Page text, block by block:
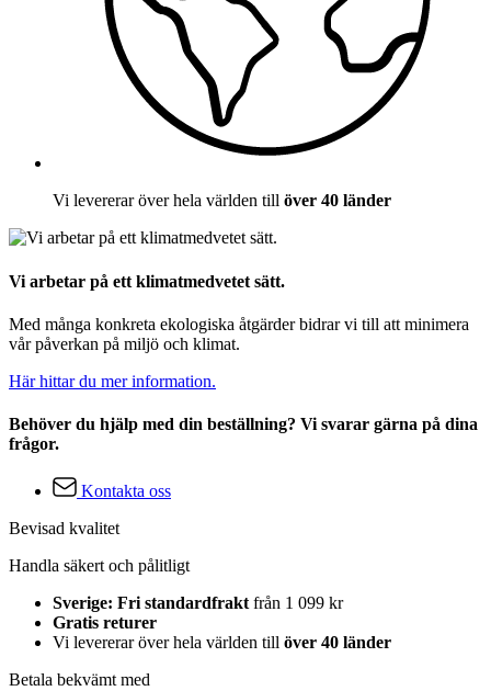
Vi levererar över hela världen till över 40 länder
Vi arbetar på ett klimatmedvetet sätt.
Med många konkreta ekologiska åtgärder bidrar vi till att minimera
vår påverkan på miljö och klimat.
Här hittar du mer information.
Behöver du hjälp med din beställning? Vi svarar gärna på dina
frågor.
Kontakta oss
Bevisad kvalitet
Handla säkert och pålitligt
Sverige: Fri standardfraktfrån 1 099 kr
Gratis returer
Vi levererar över hela världen till över 40 länder
Betala bekvämt med